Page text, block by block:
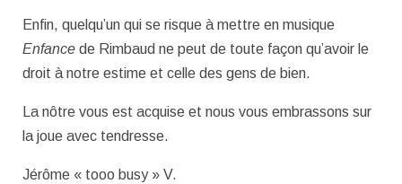
Enfin, quelqu’un qui se risque à mettre en musique
Enfance de Rimbaud ne peut de toute façon qu’avoir le
droit à notre estime et celle des gens de bien.
La nôtre vous est acquise et nous vous embrassons sur
la joue avec tendresse.
Jérôme « tooo busy » V.